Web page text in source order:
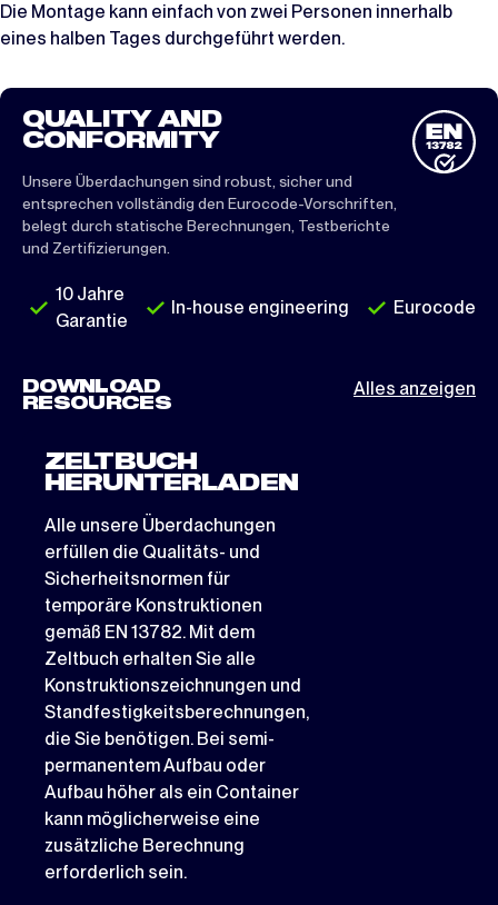
Die Montage kann einfach von zwei Personen innerhalb
eines halben Tages durchgeführt werden.
QUALITY AND
CONFORMITY
Unsere Überdachungen sind robust, sicher und
entsprechen vollständig den Eurocode-Vorschriften,
belegt durch statische Berechnungen, Testberichte
und Zertifizierungen.
10 Jahre
Garantie
In-house engineering Eurocode
DOWNLOAD
RESOURCES
Alles anzeigen
ZELTBUCH
HERUNTERLADEN
Alle unsere Überdachungen
erfüllen die Qualitäts- und
Sicherheitsnormen für
temporäre Konstruktionen
gemäß EN 13782. Mit dem
Zeltbuch erhalten Sie alle
Konstruktionszeichnungen und
Standfestigkeitsberechnungen,
die Sie benötigen. Bei semi-
permanentem Aufbau oder
Aufbau höher als ein Container
kann möglicherweise eine
zusätzliche Berechnung
erforderlich sein.